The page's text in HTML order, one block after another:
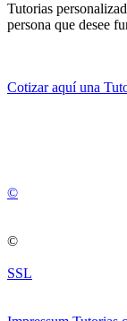
Tutorias
persona que desee
Cotizar aquí una
©
©
SSL